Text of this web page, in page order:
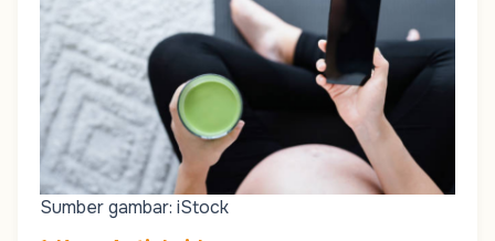
Sumber gambar: iStock